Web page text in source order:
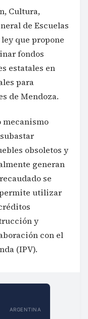
Cultura,
de Escuelas
que propone
fondos
estatales en
para
de Mendoza.
mecanismo
obsoletos y
generan
se
utilizar
y
con el
(IPV).
ARGENTINA